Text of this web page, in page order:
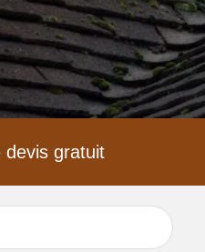
devis gratuit